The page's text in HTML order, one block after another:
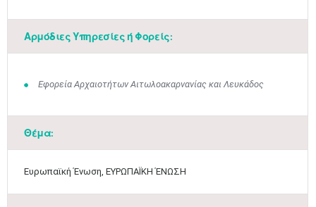
Αρμόδιες Υπηρεσίες ή Φορείς:
Εφορεία Αρχαιοτήτων Αιτωλοακαρνανίας και Λευκάδος
Θέμα:
Ευρωπαϊκή Ένωση, ΕΥΡΩΠΑΪΚΗ ΈΝΩΣΗ
Μαϊ1 2
• • • •
10 11 12 13 14 15 16